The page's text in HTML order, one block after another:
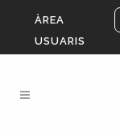
ÀREA
USUARIS